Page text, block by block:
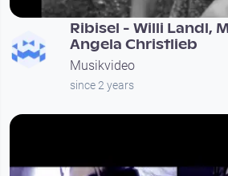
Ribisel - Willi Landl,
Angela Christlieb
Musikvideo
since 2 years